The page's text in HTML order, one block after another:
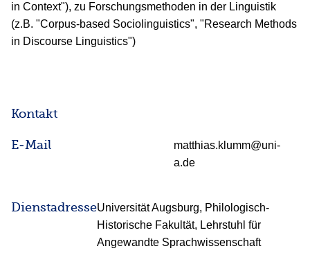
in Context"), zu Forschungsmethoden in der Linguistik
(z.B. "Corpus-based Sociolinguistics", "Research Methods
in Discourse Linguistics")
Kontakt
E-Mail
matthias.klumm@uni-
a.de
DienstadresseUniversität Augsburg, Philologisch-
Historische Fakultät, Lehrstuhl für
Angewandte Sprachwissenschaft